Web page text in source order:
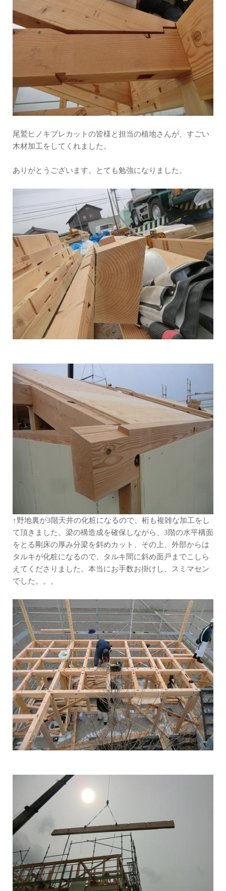
尾鷲ヒノキプレカットの皆様と担当の植地さんが、すごい
木材加工をしてくれました。
ありがとうございます。とても勉強になりました。
↑野地裏が3階天井の化粧になるので、桁も複雑な加工をし
て頂きました。梁の構造成を確保しながら、3階の水平構面
をとる剛床の厚み分梁を斜めカット、その上、外部からは
タルキが化粧になるので、タルキ間に斜め面戸までこしら
えてくださりました。本当にお手数お掛けし、スミマセン
でした。。。